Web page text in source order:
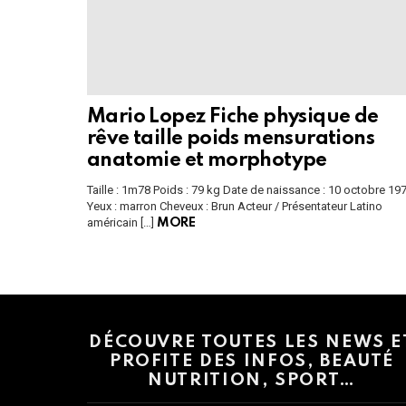
Mario Lopez Fiche physique de
rêve taille poids mensurations
anatomie et morphotype
Taille : 1m78 Poids : 79 kg Date de naissance : 10 octobre
Yeux : marron Cheveux : Brun Acteur / Présentateur Latino
américain […] MORE
DÉCOUVRE TOUTES LES NEWS
PROFITE DES INFOS, BEAUTÉ
NUTRITION, SPORT…